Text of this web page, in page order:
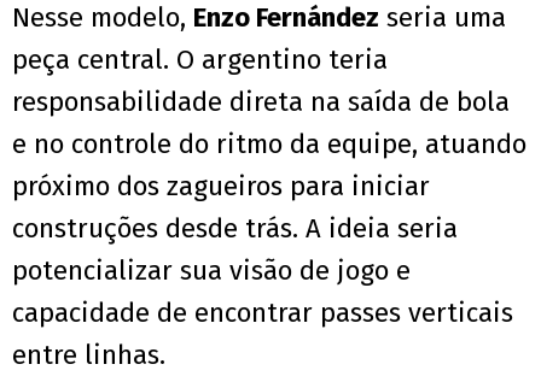
Nesse modelo, Enzo Fernández seria uma
peça central. O argentino teria
responsabilidade direta na saída de bola
e no controle do ritmo da equipe, atuando
próximo dos zagueiros para iniciar
construções desde trás. A ideia seria
potencializar sua visão de jogo e
capacidade de encontrar passes verticais
entre linhas.